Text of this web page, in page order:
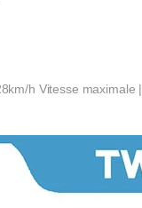
h Vitesse maximale